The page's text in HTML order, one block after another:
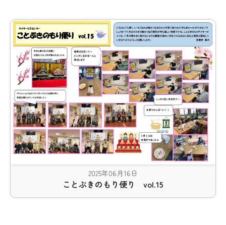
2025年06月16日
ことぶきのもり便り vol.15